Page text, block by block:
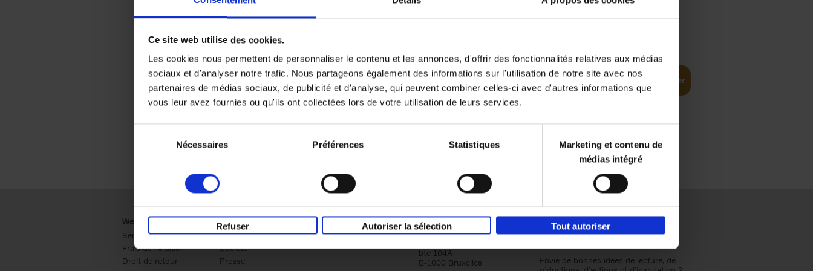
Ce site web utilise des cookies.
Les cookies nous permettent de personnaliser le contenu et les annonces, d'offrir des fonctionnalités relatives aux médias
sociaux et d'analyser notre trafic. Nous partageons également des informations sur l'utilisation de notre site avec nos
partenaires de médias sociaux, de publicité et d'analyse, qui peuvent combiner celles-ci avec d'autres informations que
vous leur avez fournies ou qu'ils ont collectées lors de votre utilisation de leurs services.
Nécessaires Préférences Statistiques
Marketing et contenu de
médias intégré
Refuser Autoriser la sélection Tout autoriser
Planning to Promoting
Clo Willaerts
Couverture souple
352 Ajouter au panier
Webshop
Service clients
Frais de livraison
Droit de retour
Business
Ventes
Société
Presse
Société
Qui sommes-nous?
Éditions Racine
Tour & Taxis
bte 104A
B-1000 Bruxelles
Envie de bonnes idées de lecture, de